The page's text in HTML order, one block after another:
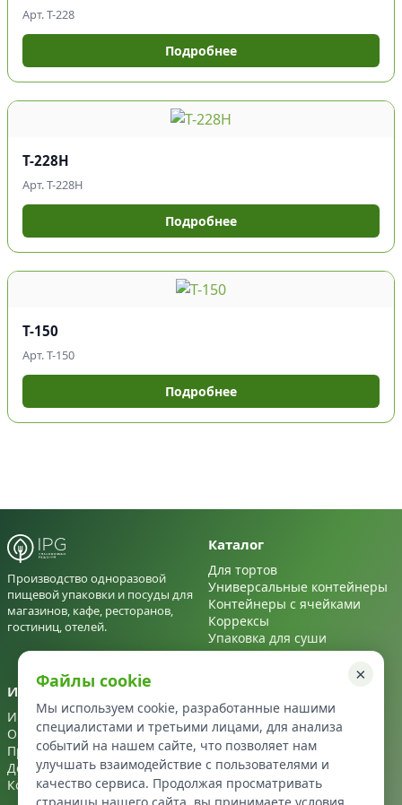
Арт. Т-228
Подробнее
Т-228Н
Арт. Т-228Н
Подробнее
Т-150
Арт. Т-150
Подробнее
Производство одноразовой
пищевой упаковки и посуды для
магазинов, кафе, ресторанов,
гостиниц, отелей.
Каталог
Для тортов
Универсальные контейнеры
Контейнеры с ячейками
Коррексы
Упаковка для суши
Для салатов
Информация
Информация
О нас
Производство
Доставка
Контакты
+7 495 122 22 72
info@ipg-upakovka.ru
×
Файлы cookie
Мы используем cookie, разработанные нашими
специалистами и третьими лицами, для анализа
событий на нашем сайте, что позволяет нам
улучшать взаимодействие с пользователями и
качество сервиса. Продолжая просматривать